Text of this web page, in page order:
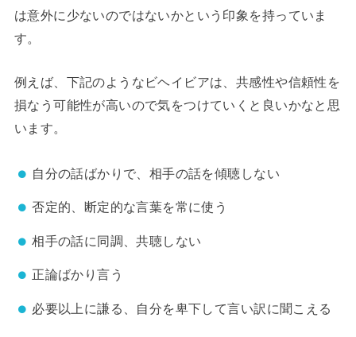
は意外に少ないのではないかという印象を持っていま
す。
例えば、下記のようなビヘイビアは、共感性や信頼性を
損なう可能性が高いので気をつけていくと良いかなと思
います。
自分の話ばかりで、相手の話を傾聴しない
否定的、断定的な言葉を常に使う
相手の話に同調、共聴しない
正論ばかり言う
必要以上に謙る、自分を卑下して言い訳に聞こえる